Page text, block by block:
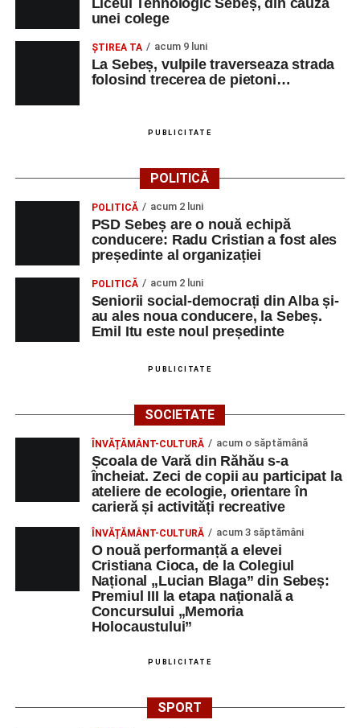
Liceul Tehnologic Sebeș, din cauza
unei colege
ŞTIREA TA acum 9 luni
La Sebeș, vulpile traverseaza strada
folosind trecerea de pietoni…
PUBLICITATE
POLITICĂ
POLITICĂ acum 2 luni
PSD Sebeș are o nouă echipă
conducere: Radu Cristian a fost ales
președinte al organizației
POLITICĂ acum 2 luni
Seniorii social-democrați din Alba și-
au ales noua conducere, la Sebeș.
Emil Itu este noul președinte
PUBLICITATE
SOCIETATE
ÎNVĂȚĂMÂNT-CULTURĂ acum o săptămână
Școala de Vară din Răhău s-a
încheiat. Zeci de copii au participat la
ateliere de ecologie, orientare în
carieră și activități recreative
ÎNVĂȚĂMÂNT-CULTURĂ acum 3 săptămâni
O nouă performanță a elevei
Cristiana Cioca, de la Colegiul
Național „Lucian Blaga” din Sebeș:
Premiul III la etapa națională a
Concursului „Memoria
Holocaustului”
PUBLICITATE
SPORT